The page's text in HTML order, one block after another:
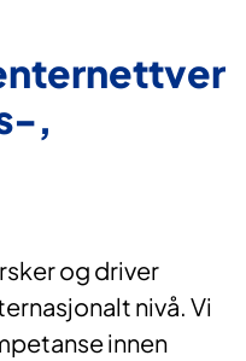
,
og driver
nivå. Vi
innen